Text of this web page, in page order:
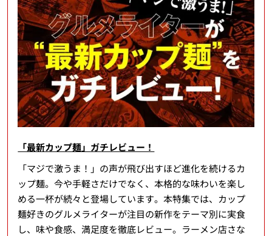
「最新カップ麺」ガチレビュー！
「マジで激うま！」の声が飛び出すほど進化を続けるカ
ップ麺。今や手軽さだけでなく、本格的な味わいを楽し
める一杯が続々と登場しています。本特集では、カップ
麺好きのグルメライターが注目の新作をテーマ別に実食
し、味や食感、満足度を徹底レビュー。ラーメン店さな